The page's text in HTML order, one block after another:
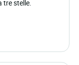
tre stelle.